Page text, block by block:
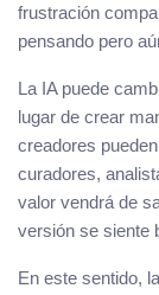
frustración
pensando pero
La IA puede
lugar de crear
creadores
curadores,
valor vendrá de
versión se siente
En este sentido,